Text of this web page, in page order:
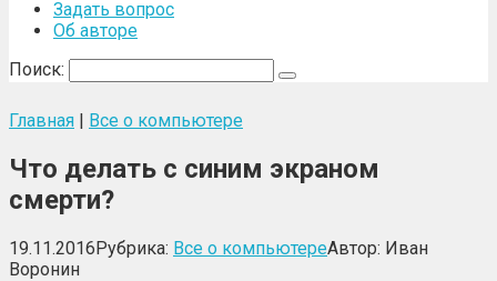
Задать вопрос
Об авторе
Поиск:
Главная | Все о компьютере
Что делать с синим экраном
смерти?
19.11.2016Рубрика: Все о компьютереАвтор: Иван
Воронин